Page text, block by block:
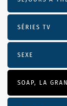
SÉRIES TV
SEXE
SOAP, LA